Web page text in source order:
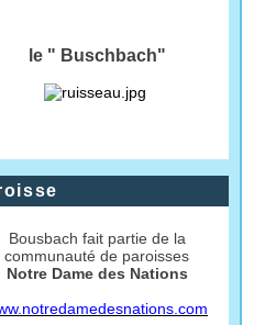
le " Buschbach"
Bousbach fait partie de la
communauté de paroisses
Notre Dame des Nations